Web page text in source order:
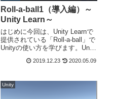
Roll-a-ball1（導入編）～
Unity Learn～
はじめに今回は、Unity Learnで
提供されている「Roll-a-ball」で
Unityの使い方を学びます。Unity
ているため、基本操作を学ぶの
たものを公開しています...
2019.12.23 2020.05.09
Unity